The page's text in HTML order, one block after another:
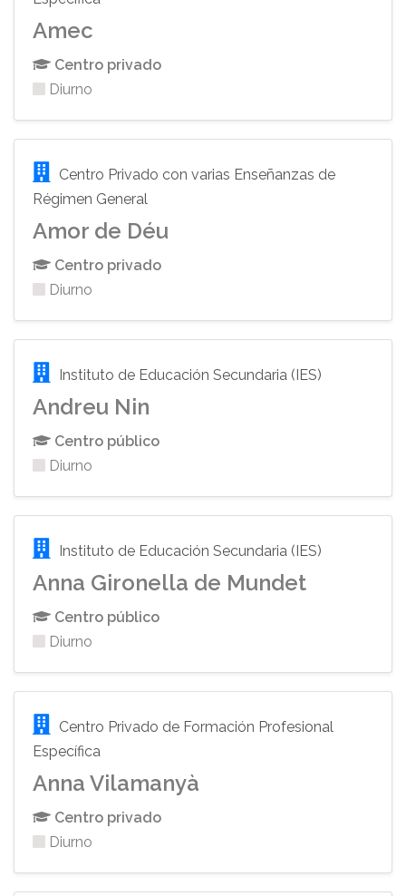
Amec
Centro privado
Diurno
Centro Privado con varias Enseñanzas de
Régimen General
Amor de Déu
Centro privado
Diurno
Instituto de Educación Secundaria (IES)
Andreu Nin
Centro público
Diurno
Instituto de Educación Secundaria (IES)
Anna Gironella de Mundet
Centro público
Diurno
Centro Privado de Formación Profesional
Específica
Anna Vilamanyà
Centro privado
Diurno